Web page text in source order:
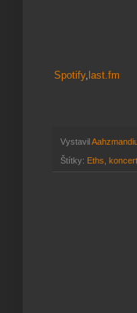
Spotify, last.fm
Vystavil
Štítky: Eths, koncert